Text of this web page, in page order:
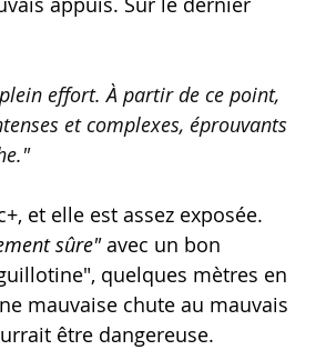
effort. À partir de ce point,
et complexes, éprouvants
et elle est assez exposée.
sûre" avec un bon
quelques mètres en
mauvaise chute au mauvais
être dangereuse.